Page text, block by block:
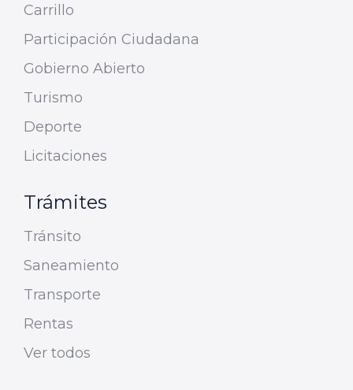
Carrillo
Participación Ciudadana
Gobierno Abierto
Turismo
Deporte
Licitaciones
Trámites
Tránsito
Saneamiento
Transporte
Rentas
Ver todos